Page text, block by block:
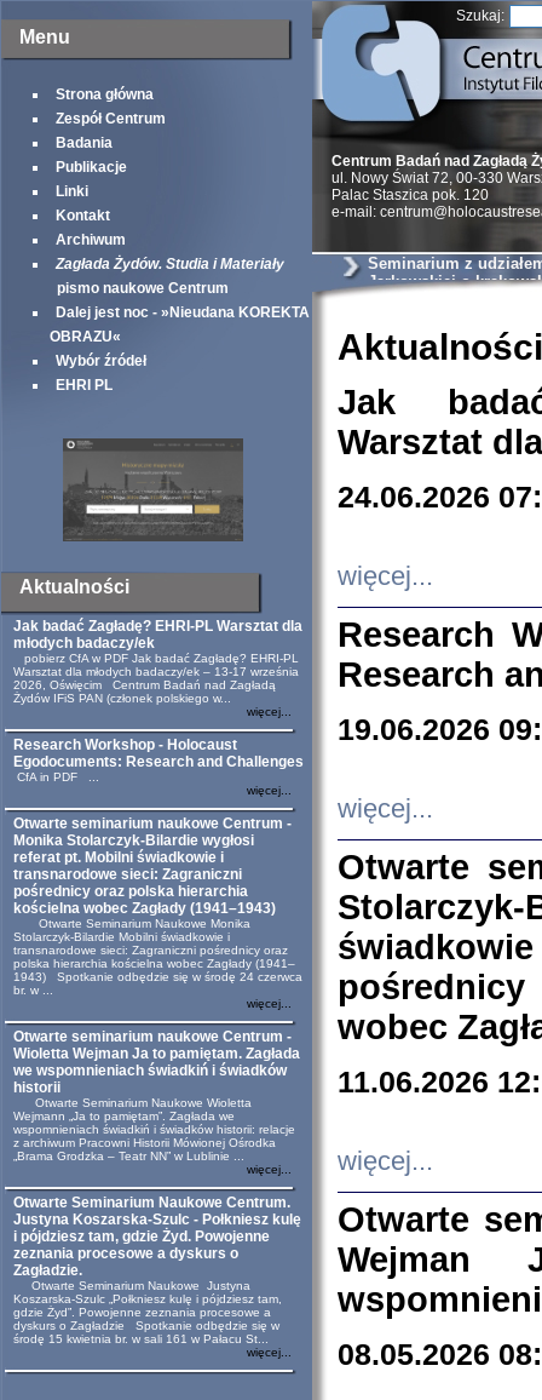
Menu
Strona główna
Zespół Centrum
Badania
Publikacje
Linki
Kontakt
Archiwum
Zagłada Żydów. Studia i Materiały
pismo naukowe Centrum
Dalej jest noc - »Nieudana KOREKTA
OBRAZU«
Wybór źródeł
EHRI PL
Aktualności
Jak badać Zagładę? EHRI-PL Warsztat dla
młodych badaczy/ek
pobierz CfA w PDF Jak badać Zagładę? EHRI-PL
Warsztat dla młodych badaczy/ek – 13-17 września
2026, Oświęcim Centrum Badań nad Zagładą
Żydów IFiS PAN (członek polskiego w...
więcej...
Research Workshop - Holocaust
Egodocuments: Research and Challenges
CfA in PDF ...
więcej...
Otwarte seminarium naukowe Centrum -
Monika Stolarczyk-Bilardie wygłosi
referat pt. Mobilni świadkowie i
transnarodowe sieci: Zagraniczni
pośrednicy oraz polska hierarchia
kościelna wobec Zagłady (1941–1943)
Otwarte Seminarium Naukowe Monika
Stolarczyk-Bilardie Mobilni świadkowie i
transnarodowe sieci: Zagraniczni pośrednicy oraz
polska hierarchia kościelna wobec Zagłady (1941–
1943) Spotkanie odbędzie się w środę 24 czerwca
br. w ...
więcej...
Otwarte seminarium naukowe Centrum -
Wioletta Wejman Ja to pamiętam. Zagłada
we wspomnieniach świadkiń i świadków
historii
Otwarte Seminarium Naukowe Wioletta
Wejmann „Ja to pamiętam”. Zagłada we
wspomnieniach świadkiń i świadków historii: relacje
z archiwum Pracowni Historii Mówionej Ośrodka
„Brama Grodzka – Teatr NN” w Lublinie ...
więcej...
Otwarte Seminarium Naukowe Centrum.
Justyna Koszarska-Szulc - Połkniesz kulę
i pójdziesz tam, gdzie Żyd. Powojenne
zeznania procesowe a dyskurs o
Zagładzie.
Otwarte Seminarium Naukowe Justyna
Koszarska-Szulc „Połkniesz kulę i pójdziesz tam,
gdzie Żyd”. Powojenne zeznania procesowe a
dyskurs o Zagładzie Spotkanie odbędzie się w
środę 15 kwietnia br. w sali 161 w Pałacu St...
więcej...
Szukaj:
Centrum Badań nad Zagładą
ul. Nowy Świat 72, 00-330
Palac Staszica pok. 120
e-mail:
Seminarium z
Jarkowskiej o
Aktualności
Jak
Warsztat
24.06.2026
więcej...
Research
Research
19.06.2026
więcej...
Otwarte
wobec
11.06.2026
więcej...
Otwarte
Wejman
08.05.2026